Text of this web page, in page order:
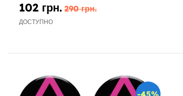
102 грн. 290 грн.
ДОСТУПНО
-45%